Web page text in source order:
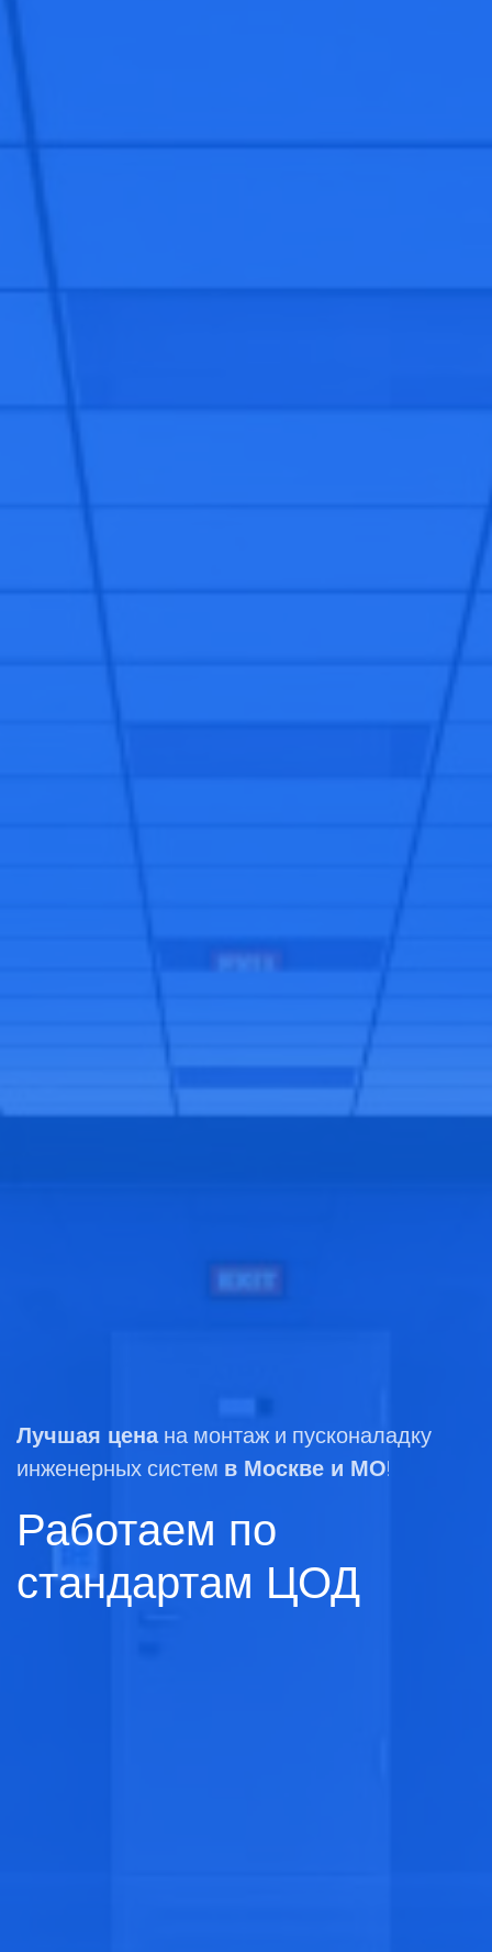
Лучшая ценана монтаж и пусконаладку
инженерных систем в Москве и МО!
Работаем по
стандартам ЦОД